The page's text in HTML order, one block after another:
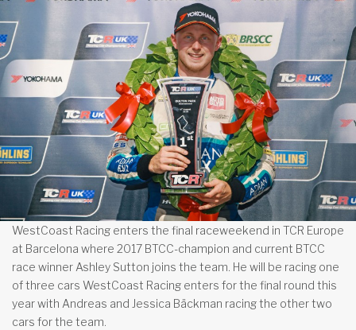
WestCoast Racing enters the final raceweekend in TCR Europe
at Barcelona where 2017 BTCC-champion and current BTCC
race winner Ashley Sutton joins the team. He will be racing one
of three cars WestCoast Racing enters for the final round this
year with Andreas and Jessica Bäckman racing the other two
cars for the team.